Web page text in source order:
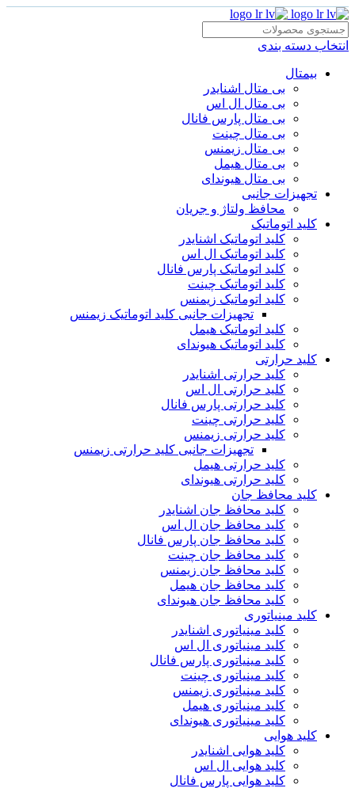
انتخاب دسته بندی
بیمتال
بی متال اشنایدر
بی متال ال اس
بی متال پارس فانال
بی متال چینت
بی متال زیمنس
بی متال هیمل
بی متال هیوندای
تجهیزات جانبی
محافظ ولتاژ و‌ جریان
کلید اتوماتیک
کلید اتوماتیک اشنایدر
کلید اتوماتیک ال اس
کلید اتوماتیک پارس فانال
کلید اتوماتیک چینت
کلید اتوماتیک زیمنس
تجهیزات جانبی کلید اتوماتیک زیمنس
کلید اتوماتیک هیمل
کلید اتوماتیک هیوندای
کلید حرارتی
کلید حرارتی اشنایدر
کلید حرارتی ال اس
کلید حرارتی پارس فانال
کلید حرارتی چینت
کلید حرارتی زیمنس
تجهیزات جانبی کلید حرارتی زیمنس
کلید حرارتی هیمل
کلید حرارتی هیوندای
کلید محافظ جان
کلید محافظ جان اشنایدر
کلید محافظ جان ال اس
کلید محافظ جان پارس فانال
کلید محافظ جان چینت
کلید محافظ جان زیمنس
کلید محافظ جان هیمل
کلید محافظ جان هیوندای
کلید مینیاتوری
کلید مینیاتوری اشنایدر
کلید مینیاتوری ال اس
کلید مینیاتوری پارس فانال
کلید مینیاتوری چینت
کلید مینیاتوری زیمنس
کلید مینیاتوری هیمل
کلید مینیاتوری هیوندای
کلید هوایی
کلید هوایی اشنایدر
کلید هوایی ال اس
کلید هوایی پارس فانال